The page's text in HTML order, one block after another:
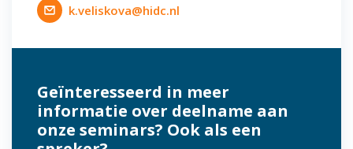
k.veliskova@hidc.nl
Geïnteresseerd in meer
informatie over deelname aan
onze seminars? Ook als een